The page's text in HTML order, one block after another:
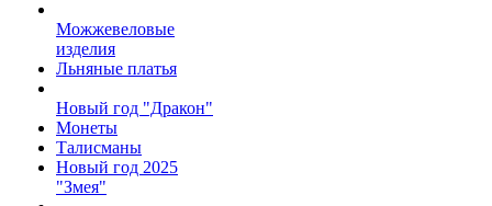
Можжевеловые
изделия
Льняные платья
Новый год "Дракон"
Монеты
Талисманы
Новый год 2025
"Змея"